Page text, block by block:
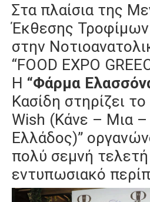
Στα πλαίσια της
Έκθεσης
στην
“FOOD EXPO
Η “Φάρμα
Κασίδη στηρίζει
Wish (Κάνε – Μια
Ελλάδος)”
πολύ σεμνή
εντυπωσιακό